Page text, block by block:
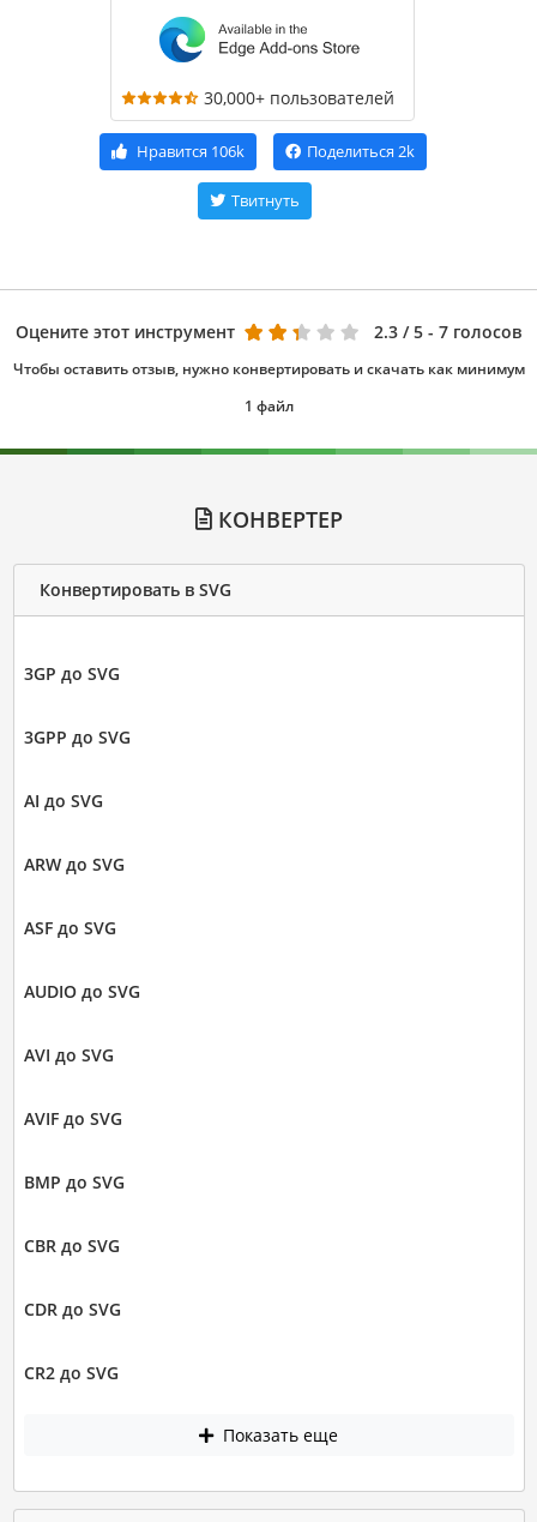
30,000+ пользователей
Нравится 106k Поделиться 2k
Твитнуть
Оцените этот инструмент 2.3 / 5 - 7 голосов
Чтобы оставить отзыв, нужно конвертировать и скачать как минимум
1 файл
КОНВЕРТЕР
Конвертировать в SVG
3GP до SVG
3GPP до SVG
AI до SVG
ARW до SVG
ASF до SVG
AUDIO до SVG
AVI до SVG
AVIF до SVG
BMP до SVG
CBR до SVG
CDR до SVG
CR2 до SVG
Показать еще